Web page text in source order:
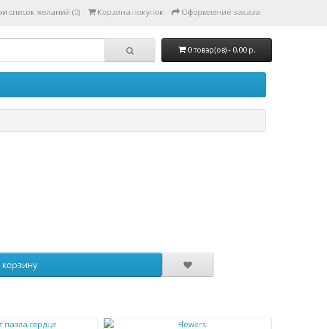
список желаний (0) Корзина покупок Оформление заказа
0 товар(ов) - 0.00 р.
корзину